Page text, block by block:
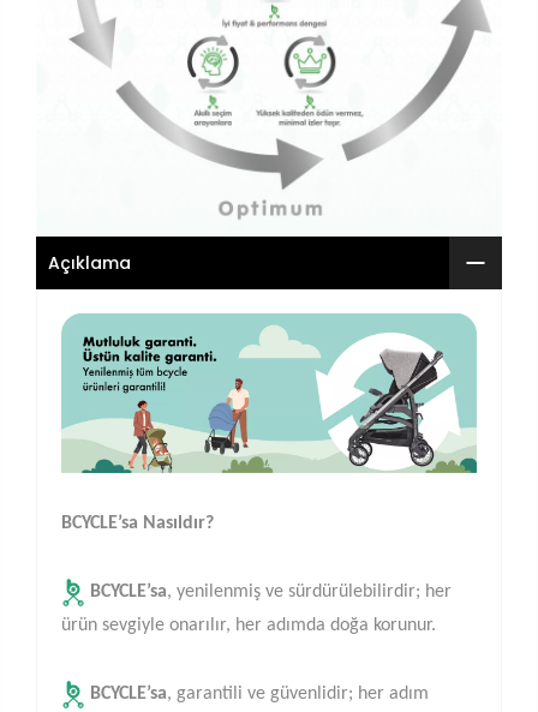
Açıklama
BCYCLE’sa Nasıldır?
BCYCLE’sa, yenilenmiş ve sürdürülebilirdir; her
ürün sevgiyle onarılır, her adımda doğa korunur.
BCYCLE’sa, garantili ve güvenlidir; her adım